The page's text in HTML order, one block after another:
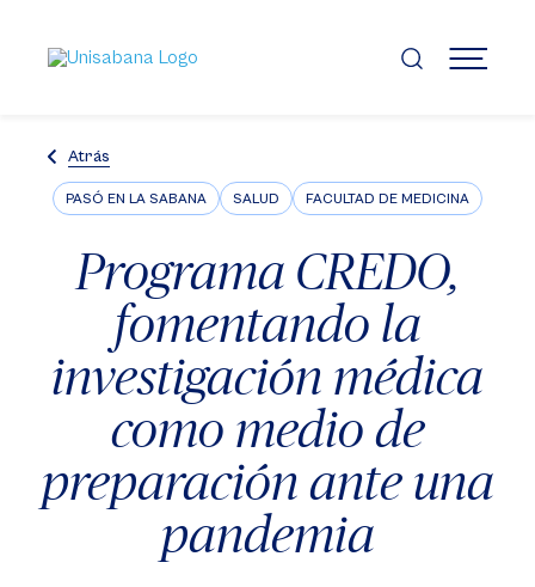
contenido
principal
MENÚ
Atrás
PASÓ EN LA SABANA SALUD FACULTAD DE MEDICINA
Programa CREDO,
fomentando la
investigación médica
como medio de
preparación ante una
pandemia